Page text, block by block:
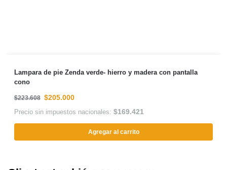
Lampara de pie Zenda verde- hierro y madera con pantalla
cono
$223.608 $205.000
Precio sin impuestos nacionales: $169.421
Agregar al carrito